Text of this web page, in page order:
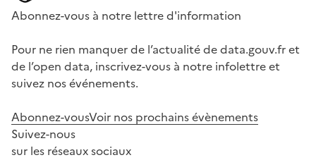
Abonnez-vous à notre lettre d'information
Pour ne rien manquer de l’actualité de data.gouv.fr et
de l’open data, inscrivez-vous à notre infolettre et
suivez nos événements.
Abonnez-vousVoir nos prochains évènements
Suivez-nous
sur les réseaux sociaux